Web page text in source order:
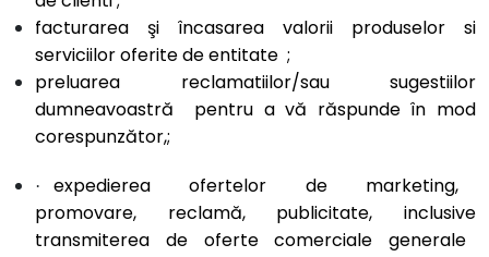
facturarea şi încasarea valorii produselor si
serviciilor oferite de entitate ;
preluarea reclamatiilor/sau sugestiilor
dumneavoastră pentru a vă răspunde în mod
corespunzător,;
·
expedierea ofertelor de marketing,
promovare, reclamă, publicitate, inclusive
transmiterea de oferte comerciale generale